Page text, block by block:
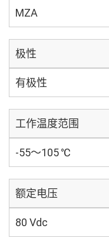
MZA
极性
有极性
工作温度范围
-55～105 ℃
额定电压
80 Vdc